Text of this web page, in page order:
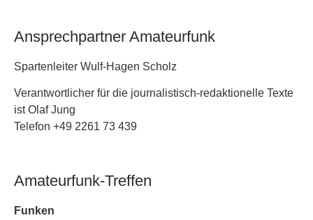
Ansprechpartner Amateurfunk
Spartenleiter Wulf-Hagen Scholz
Verantwortlicher für die journalistisch-redaktionelle Texte
ist Olaf Jung
Telefon +49 2261 73 439
Amateurfunk-Treffen
Funken